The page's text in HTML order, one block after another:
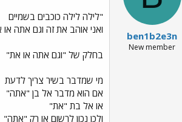
ben1b2e3n
New member
"לילה לילה כוכבים בשמיים
ואני אוהב את זה וגם אתה
בחלק של "וגם אתה או את"
מי שמדבר בשיר צריך לדעת
אם הוא מדבר אל בן "אתה"
או אל בת "את"
ולכן נכון לרשום או רק "אתה"